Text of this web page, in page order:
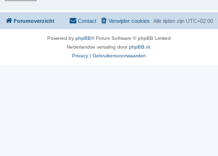
Forumoverzicht Alle tijden zijn UTC+02:00
Verwijder cookies
Contact
Powered by phpBB® Forum Software © phpBB Limited
Nederlandse vertaling doorphpBB.nl
Privacy | Gebruikersvoorwaarden